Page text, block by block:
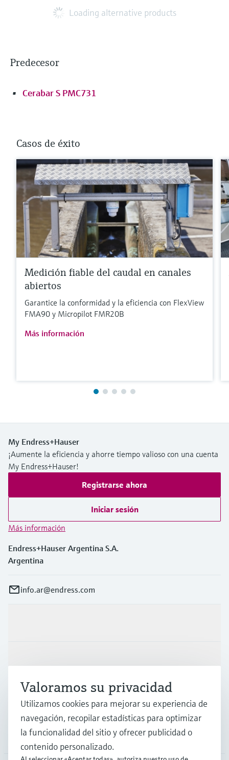
Loading alternative products
Predecesor
Cerabar S PMC731
Casos de éxito
Medición fiable del caudal en canales
abiertos
Garantice la conformidad y la eficiencia con FlexView
FMA90 y Micropilot FMR20B
Más información
My Endress+Hauser
¡Aumente la eficiencia y ahorre tiempo valioso con una cuenta
My Endress+Hauser!
Registrarse ahora
Iniciar sesión
Más información
Endress+Hauser Argentina S.A.
Argentina
info.ar@endress.com
Soporte
Compañía
Valoramos su privacidad
Utilizamos cookies para mejorar su experiencia de
navegación, recopilar estadísticas para optimizar
la funcionalidad del sitio y ofrecer publicidad o
contenido personalizado.